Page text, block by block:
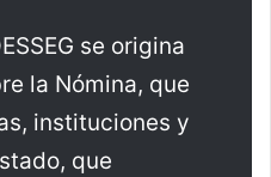
se origina
la Nómina, que
instituciones y
que